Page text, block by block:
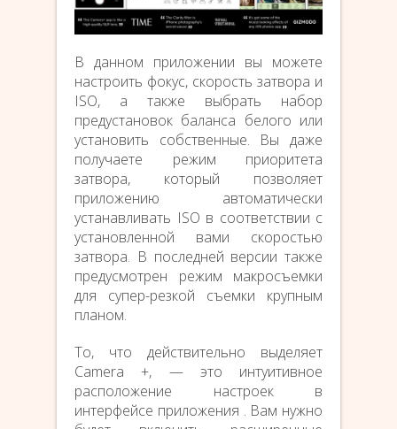
В данном приложении вы можете
настроить фокус, скорость затвора и
ISO, а также выбрать набор
предустановок баланса белого или
установить собственные. Вы даже
получаете режим приоритета
затвора, который позволяет
приложению автоматически
устанавливать ISO в соответствии с
установленной вами скоростью
затвора. В последней версии также
предусмотрен режим макросъемки
для супер-резкой съемки крупным
планом.
То, что действительно выделяет
Camera +, — это интуитивное
расположение настроек в
интерфейсе приложения . Вам нужно